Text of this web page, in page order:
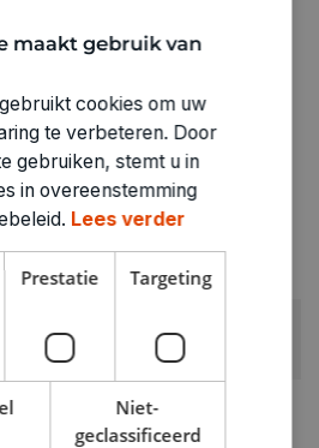
een productie uit
bosbouw.
en zweetbestendig en
gebruikt worden voor
met speelgoed voor baby's
maakt gebruik van
cookies om uw
te verbeteren. Door
gebruiken, stemt u in
in overeenstemming
Lees verder
Prestatie Targeting
Niet-
geclassificeerd